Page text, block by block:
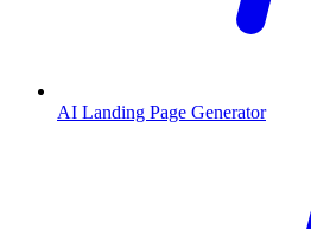
AI Landing Page Generator